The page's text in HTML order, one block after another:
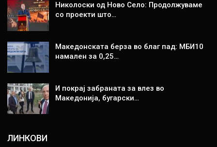
Николоски од Ново Село: Продолжуваме
со проекти што…
Македонската берза во благ пад: МБИ10
намален за 0,25…
И покрај забраната за влез во
Македонија, бугарски…
ЛИНКОВИ